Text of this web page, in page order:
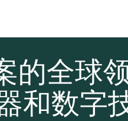
的全球
和数字